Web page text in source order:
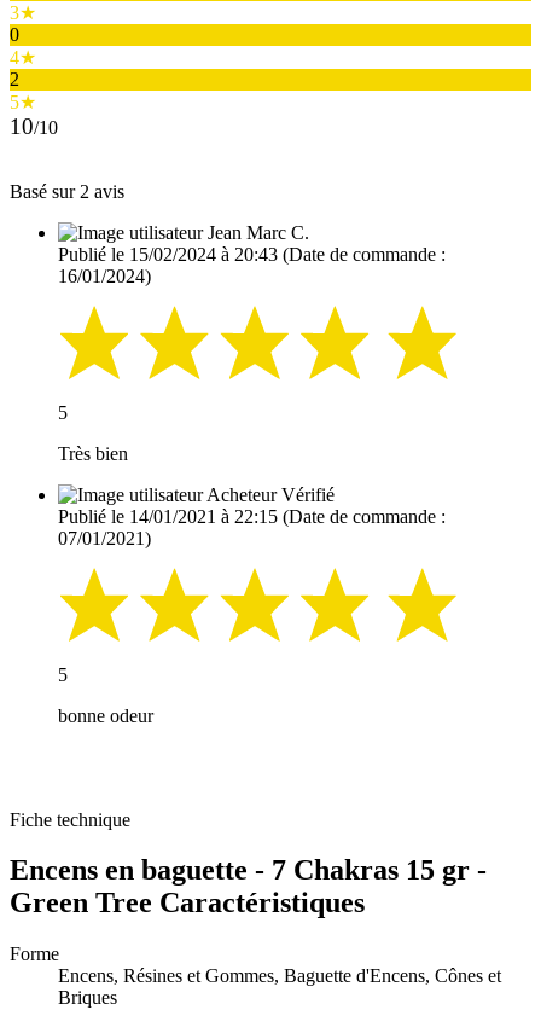
3★
0
4★
2
5★
10/10
Basé sur 2 avis
Jean Marc C.
Publié le 15/02/2024 à 20:43 (Date de commande :
16/01/2024)
5
Très bien
Acheteur Vérifié
Publié le 14/01/2021 à 22:15 (Date de commande :
07/01/2021)
5
bonne odeur
Fiche technique
Encens en baguette - 7 Chakras 15 gr -
Green Tree Caractéristiques
Forme
Encens, Résines et Gommes, Baguette d'Encens, Cônes et
Briques